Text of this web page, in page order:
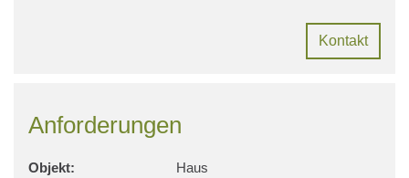
Kontakt
Anforderungen
Objekt:
Haus